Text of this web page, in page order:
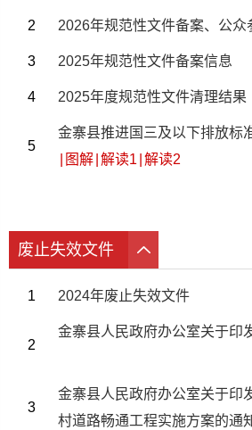
2 2026年规范性文件备案、公
3 2025年规范性文件备案信息
4 2025年度规范性文件清理结果
5
金寨县推进国三及以下排放标
图解 解读1 解读2
废止失效文件
1 2024年废止失效文件
2
金寨县人民政府办公室关于印
3
金寨县人民政府办公室关于印
村道路畅通工程实施方案的通